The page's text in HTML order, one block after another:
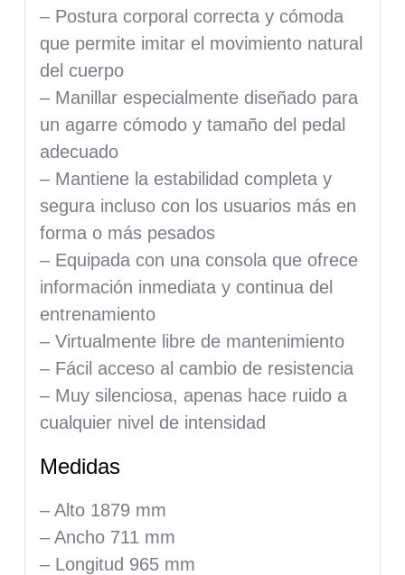
– Postura corporal correcta y cómoda
que permite imitar el movimiento natural
del cuerpo
– Manillar especialmente diseñado para
un agarre cómodo y tamaño del pedal
adecuado
– Mantiene la estabilidad completa y
segura incluso con los usuarios más en
forma o más pesados
– Equipada con una consola que ofrece
información inmediata y continua del
entrenamiento
– Virtualmente libre de mantenimiento
– Fácil acceso al cambio de resistencia
– Muy silenciosa, apenas hace ruido a
cualquier nivel de intensidad
Medidas
– Alto 1879 mm
– Ancho 711 mm
– Longitud 965 mm